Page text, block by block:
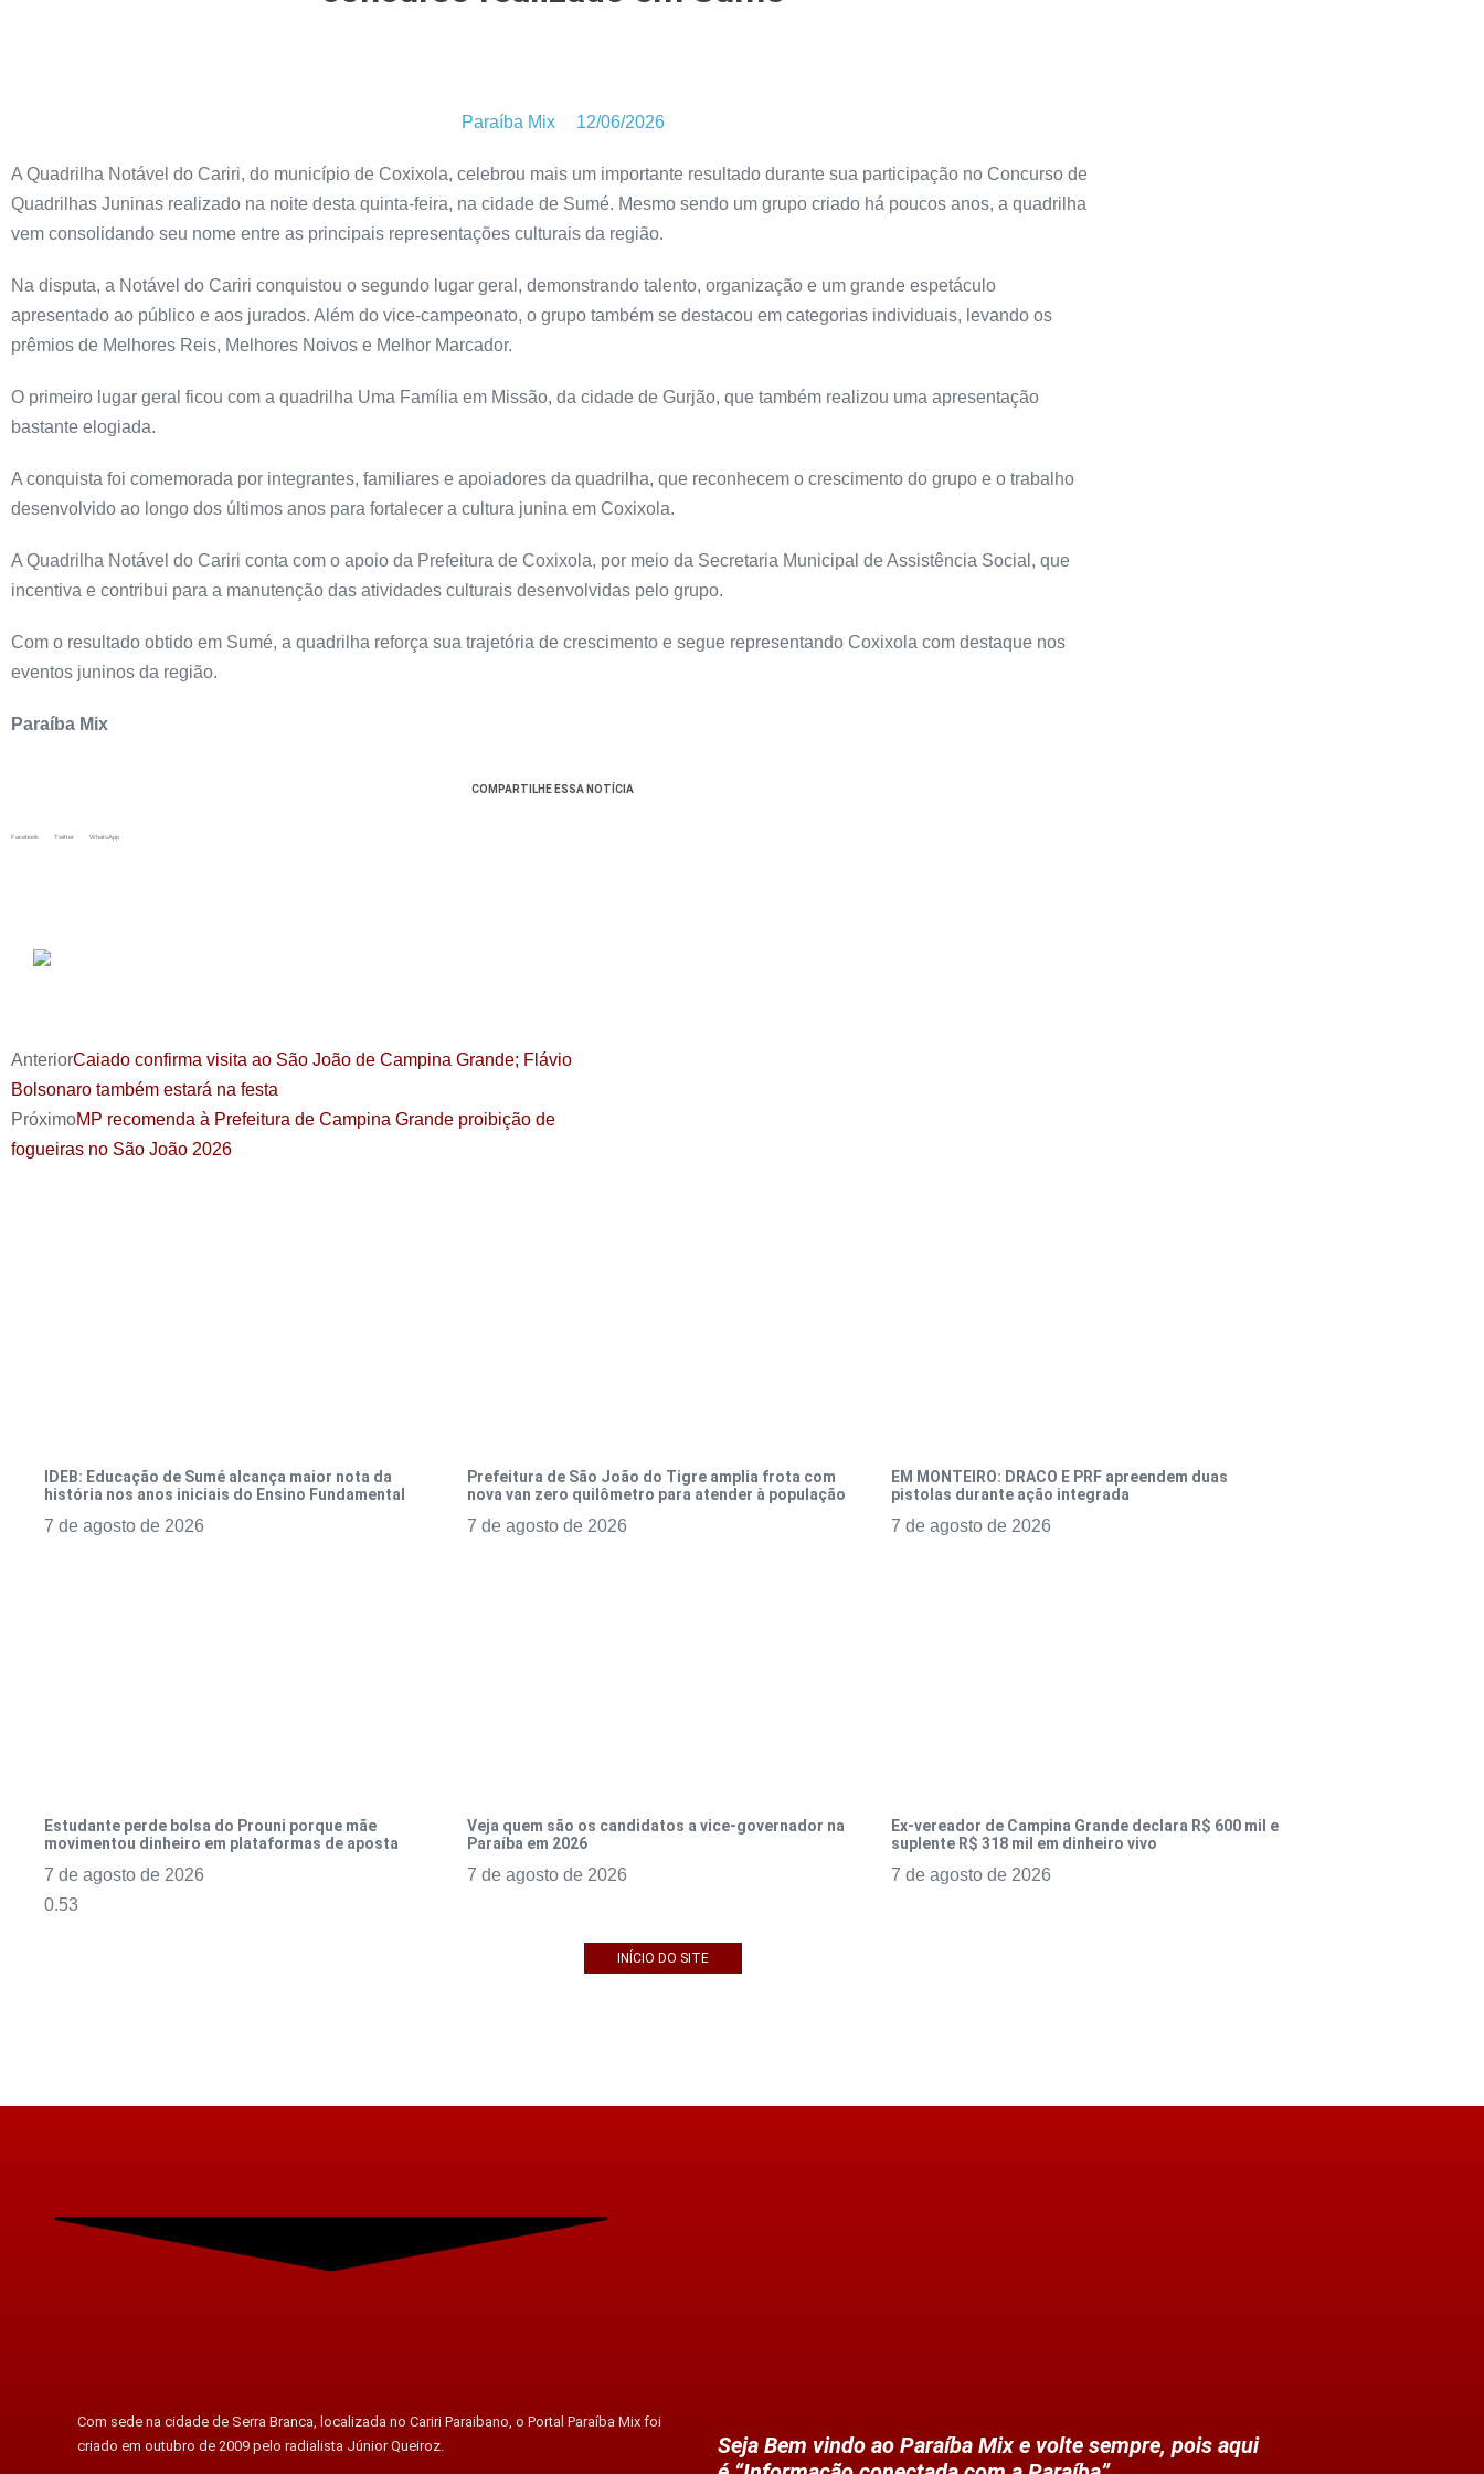
Paraíba Mix 12/06/2026
A Quadrilha Notável do Cariri, do município de Coxixola, celebrou mais um importante resultado durante sua participação no Concurso de
Quadrilhas Juninas realizado na noite desta quinta-feira, na cidade de Sumé. Mesmo sendo um grupo criado há poucos anos, a quadrilha
vem consolidando seu nome entre as principais representações culturais da região.
Na disputa, a Notável do Cariri conquistou o segundo lugar geral, demonstrando talento, organização e um grande espetáculo
apresentado ao público e aos jurados. Além do vice-campeonato, o grupo também se destacou em categorias individuais, levando os
prêmios de Melhores Reis, Melhores Noivos e Melhor Marcador.
O primeiro lugar geral ficou com a quadrilha Uma Família em Missão, da cidade de Gurjão, que também realizou uma apresentação
bastante elogiada.
A conquista foi comemorada por integrantes, familiares e apoiadores da quadrilha, que reconhecem o crescimento do grupo e o trabalho
desenvolvido ao longo dos últimos anos para fortalecer a cultura junina em Coxixola.
A Quadrilha Notável do Cariri conta com o apoio da Prefeitura de Coxixola, por meio da Secretaria Municipal de Assistência Social, que
incentiva e contribui para a manutenção das atividades culturais desenvolvidas pelo grupo.
Com o resultado obtido em Sumé, a quadrilha reforça sua trajetória de crescimento e segue representando Coxixola com destaque nos
eventos juninos da região.
Paraíba Mix
COMPARTILHE ESSA NOTÍCIA
Facebook Twitter WhatsApp
AnteriorCaiado confirma visita ao São João de Campina Grande; Flávio
Bolsonaro também estará na festa
PróximoMP recomenda à Prefeitura de Campina Grande proibição de
fogueiras no São João 2026
IDEB: Educação de Sumé alcança maior nota da
história nos anos iniciais do Ensino Fundamental
7 de agosto de 2026
Prefeitura de São João do Tigre amplia frota com
nova van zero quilômetro para atender à população
7 de agosto de 2026
EM MONTEIRO: DRACO E PRF apreendem duas
pistolas durante ação integrada
7 de agosto de 2026
Estudante perde bolsa do Prouni porque mãe
movimentou dinheiro em plataformas de aposta
7 de agosto de 2026
Veja quem são os candidatos a vice-governador na
Paraíba em 2026
7 de agosto de 2026
Ex-vereador de Campina Grande declara R$ 600 mil e
suplente R$ 318 mil em dinheiro vivo
7 de agosto de 2026
INÍCIO DO SITE
Com sede na cidade de Serra Branca, localizada no Cariri Paraibano, o Portal Paraíba Mix foi
criado em outubro de 2009 pelo radialista Júnior Queiroz.
Seja Bem vindo ao Paraíba Mix e volte sempre, pois aqui